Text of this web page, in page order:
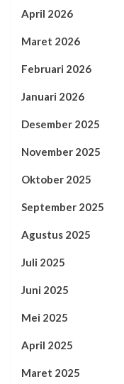
April 2026
Maret 2026
Februari 2026
Januari 2026
Desember 2025
November 2025
Oktober 2025
September 2025
Agustus 2025
Juli 2025
Juni 2025
Mei 2025
April 2025
Maret 2025